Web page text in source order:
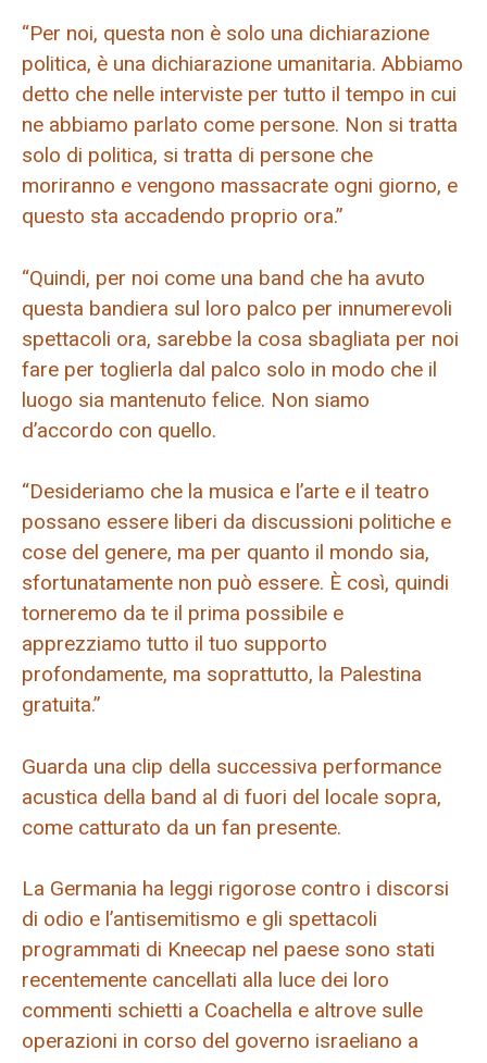
“Per noi, questa non è solo una dichiarazione
politica, è una dichiarazione umanitaria. Abbiamo
detto che nelle interviste per tutto il tempo in cui
ne abbiamo parlato come persone. Non si tratta
solo di politica, si tratta di persone che
moriranno e vengono massacrate ogni giorno, e
questo sta accadendo proprio ora.”
“Quindi, per noi come una band che ha avuto
questa bandiera sul loro palco per innumerevoli
spettacoli ora, sarebbe la cosa sbagliata per noi
fare per toglierla dal palco solo in modo che il
luogo sia mantenuto felice. Non siamo
d’accordo con quello.
“Desideriamo che la musica e l’arte e il teatro
possano essere liberi da discussioni politiche e
cose del genere, ma per quanto il mondo sia,
sfortunatamente non può essere. È così, quindi
torneremo da te il prima possibile e
apprezziamo tutto il tuo supporto
profondamente, ma soprattutto, la Palestina
gratuita.”
Guarda una clip della successiva performance
acustica della band al di fuori del locale sopra,
come catturato da un fan presente.
La Germania ha leggi rigorose contro i discorsi
di odio e l’antisemitismo e gli spettacoli
programmati di Kneecap nel paese sono stati
recentemente cancellati alla luce dei loro
commenti schietti a Coachella e altrove sulle
operazioni in corso del governo israeliano a